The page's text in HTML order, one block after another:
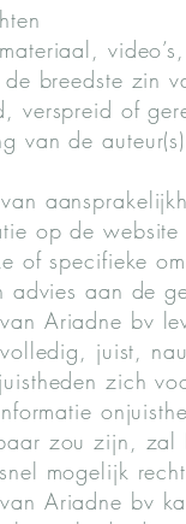
breedste zin
verspreid of
van de
op de
of specifieke
advies aan de
Ariadne bv
juist,
zich
zou zijn, zal
mogelijk
Ariadne bv